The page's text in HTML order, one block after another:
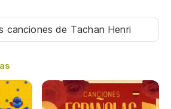
cancionesde Tachan Henri